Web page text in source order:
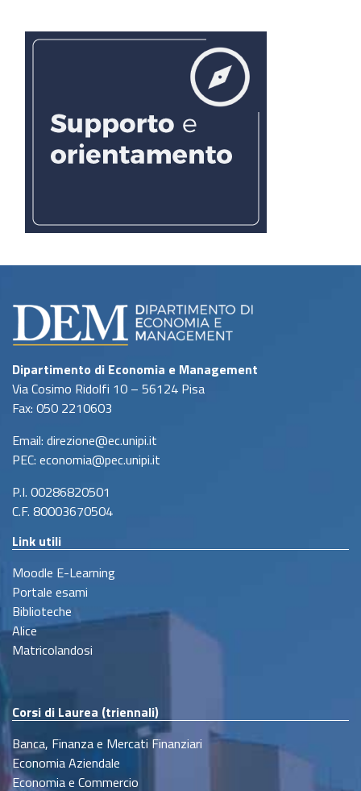
Dipartimento di Economia e Management
Via Cosimo Ridolfi 10 – 56124 Pisa
Fax: 050 2210603
Email: direzione@ec.unipi.it
PEC: economia@pec.unipi.it
P.I. 00286820501
C.F. 80003670504
Link utili
Moodle E-Learning
Portale esami
Biblioteche
Alice
Matricolandosi
Corsi di Laurea (triennali)
Banca, Finanza e Mercati Finanziari
Economia Aziendale
Economia e Commercio